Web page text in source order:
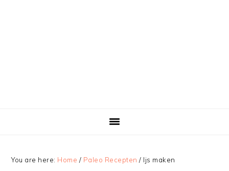
You are here: Home / Paleo Recepten / Ijs maken